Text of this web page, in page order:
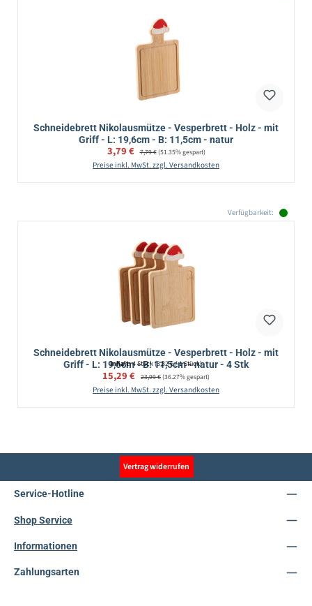
Schneidebrett Nikolausmütze - Vesperbrett - Holz - mit
Griff - L: 19,6cm - B: 11,5cm - natur
Verkaufspreis:
3,79 € Regulärer Preis:
7,79 €(51.35% gespart)
Preise inkl. MwSt. zzgl. Versandkosten
Verfügbarkeit:
Schneidebrett Nikolausmütze - Vesperbrett - Holz - mit
Griff - L: 19,6cm - B: 11,5cm - natur - 4 Stk
Inhalt:4 Stück(3,82 € / 1 Stück)
Verkaufspreis:
15,29 € Regulärer Preis:
23,99 €(36.27% gespart)
Preise inkl. MwSt. zzgl. Versandkosten
Vertrag widerrufen
Service-Hotline
Shop Service
Informationen
Zahlungsarten